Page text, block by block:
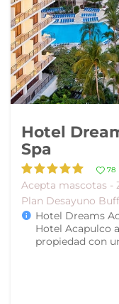
Hotel
Spa
78
Acepta mascotas -
Plan Desayuno
Hotel Dreams
Hotel Acapulco
propiedad con